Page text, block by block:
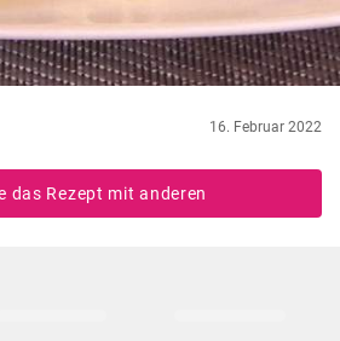
16. Februar 2022
das Rezept mit anderen